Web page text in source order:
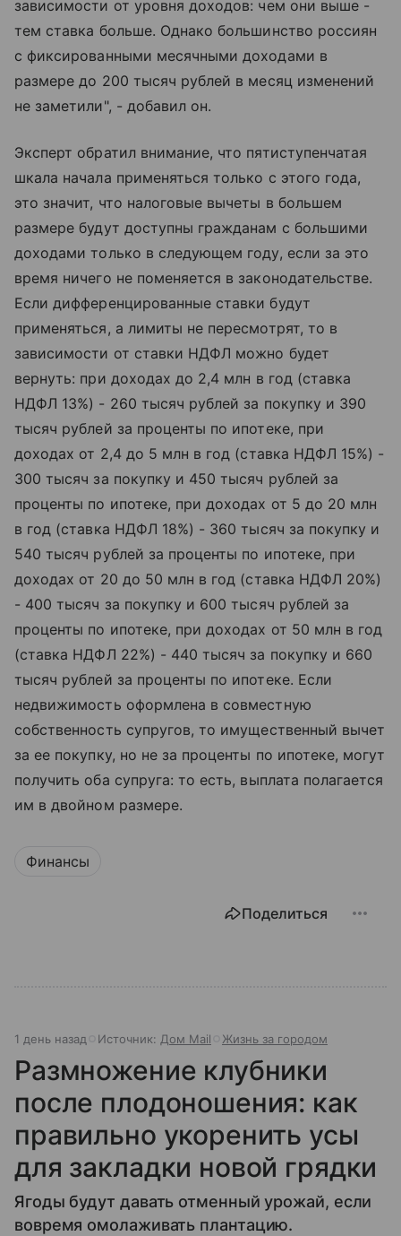
зависимости от уровня доходов: чем они выше -
тем ставка больше. Однако большинство россиян
с фиксированными месячными доходами в
размере до 200 тысяч рублей в месяц изменений
не заметили", - добавил он.
Эксперт обратил внимание, что пятиступенчатая
шкала начала применяться только с этого года,
это значит, что налоговые вычеты в большем
размере будут доступны гражданам с большими
доходами только в следующем году, если за это
время ничего не поменяется в законодательстве.
Если дифференцированные ставки будут
применяться, а лимиты не пересмотрят, то в
зависимости от ставки НДФЛ можно будет
вернуть: при доходах до 2,4 млн в год (ставка
НДФЛ 13%) - 260 тысяч рублей за покупку и 390
тысяч рублей за проценты по ипотеке, при
доходах от 2,4 до 5 млн в год (ставка НДФЛ 15%) -
300 тысяч за покупку и 450 тысяч рублей за
проценты по ипотеке, при доходах от 5 до 20 млн
в год (ставка НДФЛ 18%) - 360 тысяч за покупку и
540 тысяч рублей за проценты по ипотеке, при
доходах от 20 до 50 млн в год (ставка НДФЛ 20%)
- 400 тысяч за покупку и 600 тысяч рублей за
проценты по ипотеке, при доходах от 50 млн в год
(ставка НДФЛ 22%) - 440 тысяч за покупку и 660
тысяч рублей за проценты по ипотеке. Если
недвижимость оформлена в совместную
собственность супругов, то имущественный вычет
за ее покупку, но не за проценты по ипотеке, могут
получить оба супруга: то есть, выплата полагается
им в двойном размере.
Финансы
Поделиться
1 день назад Источник: Дом Mail Жизнь за городом
Размножение клубники
после плодоношения: как
правильно укоренить усы
для закладки новой грядки
Ягоды будут давать отменный урожай, если
вовремя омолаживать плантацию.